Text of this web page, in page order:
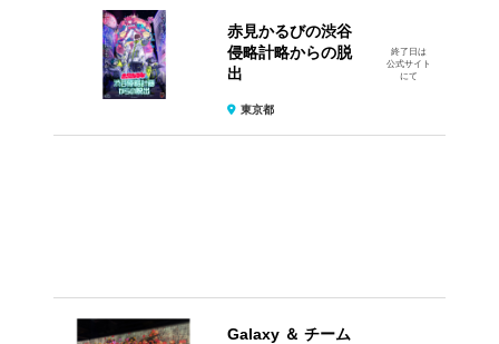
赤見かるびの渋谷
侵略計略からの脱
出
東京都
終了日は
公式サイト
にて
Galaxy ＆ チーム